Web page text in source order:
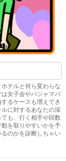
テルと何ら変わらな
女子会やパジャマパ
るケースも増えてき
に対するあなたの深
も、行く相手や回数
を取りやすいかを予
のかを診断しちゃい